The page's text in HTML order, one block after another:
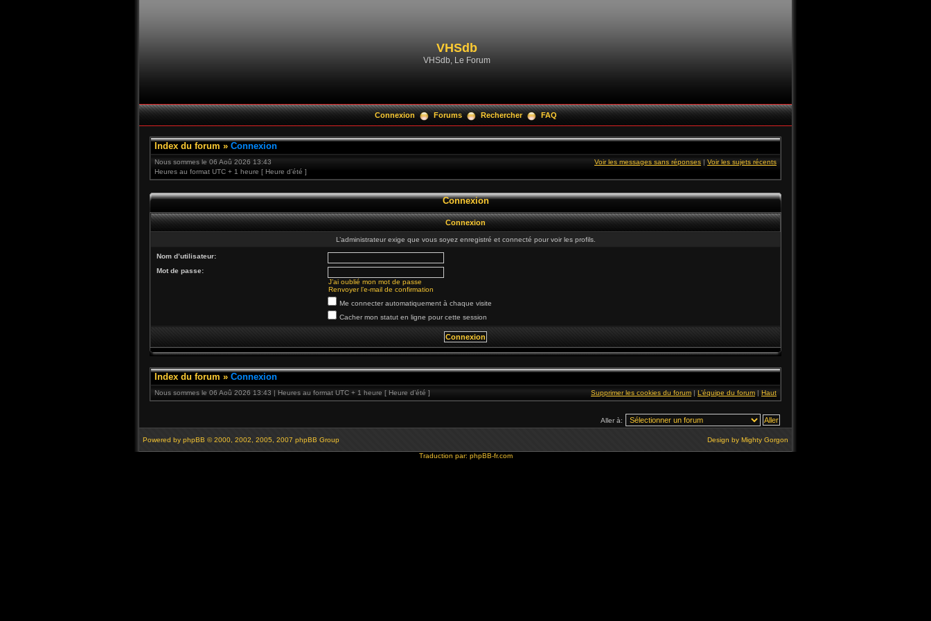
VHSdb
VHSdb, Le Forum
Connexion Forums Rechercher FAQ
Index du forum » Connexion
Nous sommes le 06 Aoû 2026 13:43
Heures au format UTC + 1 heure [ Heure d’été ]
Voir les messages sans réponses | Voir les sujets récents
Connexion
Connexion
L’administrateur exige que vous soyez enregistré et connecté pour voir les profils.
Nom d’utilisateur:
Mot de passe:
J’ai oublié mon mot de passe
Renvoyer l’e-mail de confirmation
Me connecter automatiquement à chaque visite
Cacher mon statut en ligne pour cette session
Index du forum » Connexion
Nous sommes le 06 Aoû 2026 13:43 | Heures au format UTC + 1 heure [ Heure d’été ] Supprimer les cookies du forum | L’équipe du forum | Haut
Aller à:
Powered by phpBB © 2000, 2002, 2005, 2007 phpBB Group Design by Mighty Gorgon
Traduction par: phpBB-fr.com